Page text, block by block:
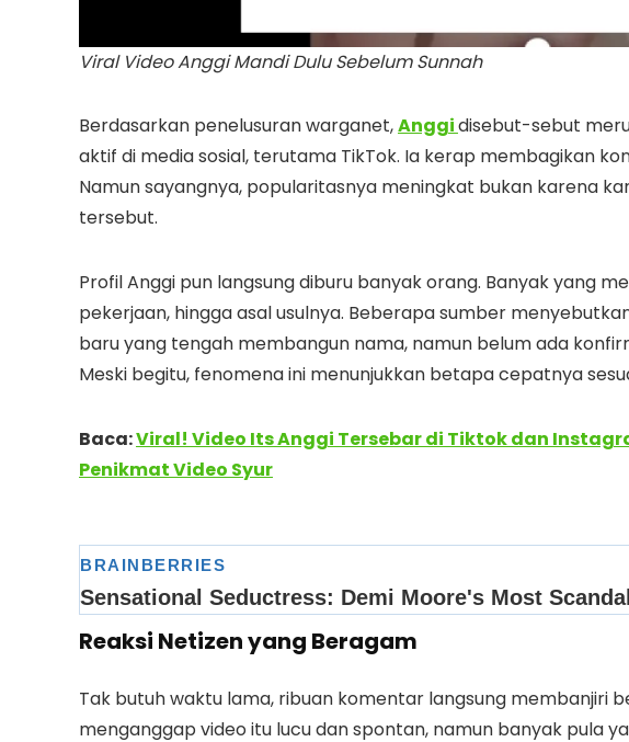
Viral Video Anggi Mandi Dulu Sebelum Sunnah
Berdasarkan penelusuran warganet,Anggidisebut-sebut
aktif di media sosial, terutama TikTok. Ia kerap membagikan
Namun sayangnya, popularitasnya meningkat bukan karena
tersebut.
Profil Anggi pun langsung diburu banyak orang. Banyak yang
pekerjaan, hingga asal usulnya. Beberapa sumber
baru yang tengah membangun nama, namun belum ada
Meski begitu, fenomena ini menunjukkan betapa cepatnya
Baca:Viral! Video Its Anggi Tersebar di Tiktok dan
Penikmat Video Syur
Reaksi Netizen yang Beragam
Tak butuh waktu lama, ribuan komentar langsung membanjiri
menganggap video itu lucu dan spontan, namun banyak pula